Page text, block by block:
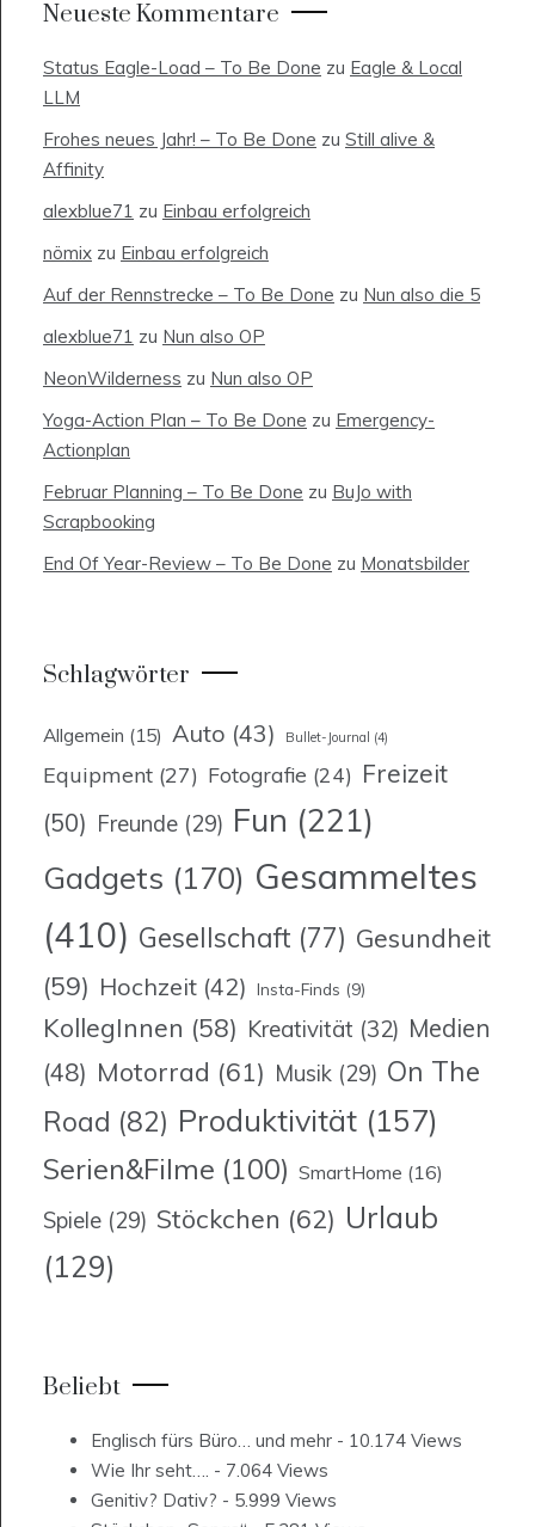
Neueste Kommentare
Status Eagle-Load – To Be Done zu Eagle & Local
LLM
Frohes neues Jahr! – To Be Done zu Still alive &
Affinity
alexblue71 zu Einbau erfolgreich
nömix zu Einbau erfolgreich
Auf der Rennstrecke – To Be Done zu Nun also die 5
alexblue71 zu Nun also OP
NeonWilderness zu Nun also OP
Yoga-Action Plan – To Be Done zu Emergency-
Actionplan
Februar Planning – To Be Done zu BuJo with
Scrapbooking
End Of Year-Review – To Be Done zu Monatsbilder
Schlagwörter
Allgemein (15) Auto (43) Bullet-Journal (4)
Equipment (27) Fotografie (24) Freizeit
(50) Freunde (29) Fun (221)
Gadgets (170) Gesammeltes
(410) Gesellschaft (77) Gesundheit
(59) Hochzeit (42) Insta-Finds (9)
KollegInnen (58) Kreativität (32) Medien
(48) Motorrad (61) Musik (29) On The
Road (82) Produktivität (157)
Serien&Filme (100) SmartHome (16)
Spiele (29) Stöckchen (62) Urlaub
(129)
Beliebt
Englisch fürs Büro… und mehr - 10.174 Views
Wie Ihr seht…. - 7.064 Views
Genitiv? Dativ? - 5.999 Views